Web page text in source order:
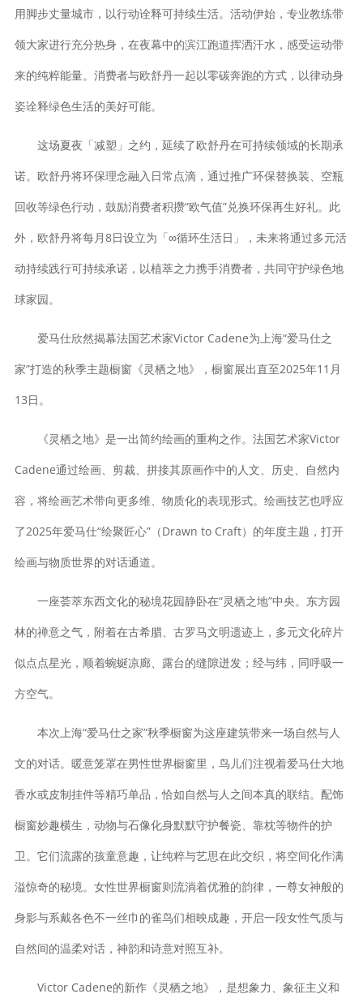
用脚步丈量城市，以行动诠释可持续生活。活动伊始，专业教练带
领大家进行充分热身，在夜幕中的滨江跑道挥洒汗水，感受运动带
来的纯粹能量。消费者与欧舒丹一起以零碳奔跑的方式，以律动身
姿诠释绿色生活的美好可能。
这场夏夜「减塑」之约，延续了欧舒丹在可持续领域的长期承
诺。欧舒丹将环保理念融入日常点滴，通过推广环保替换装、空瓶
回收等绿色行动，鼓励消费者积攒“欧气值”兑换环保再生好礼。此
外，欧舒丹将每月8日设立为「∞循环生活日」，未来将通过多元活
动持续践行可持续承诺，以植萃之力携手消费者，共同守护绿色地
球家园。
爱马仕欣然揭幕法国艺术家Victor Cadene为上海“爱马仕之
家”打造的秋季主题橱窗《灵栖之地》，橱窗展出直至2025年11月
13日。
《灵栖之地》是一出简约绘画的重构之作。法国艺术家Victor
Cadene通过绘画、剪裁、拼接其原画作中的人文、历史、自然内
容，将绘画艺术带向更多维、物质化的表现形式。绘画技艺也呼应
了2025年爱马仕“绘聚匠心”（Drawn to Craft）的年度主题，打开
绘画与物质世界的对话通道。
一座荟萃东西文化的秘境花园静卧在“灵栖之地”中央。东方园
林的禅意之气，附着在古希腊、古罗马文明遗迹上，多元文化碎片
似点点星光，顺着蜿蜒凉廊、露台的缝隙迸发；经与纬，同呼吸一
方空气。
本次上海“爱马仕之家”秋季橱窗为这座建筑带来一场自然与人
文的对话。暖意笼罩在男性世界橱窗里，鸟儿们注视着爱马仕大地
香水或皮制挂件等精巧单品，恰如自然与人之间本真的联结。配饰
橱窗妙趣横生，动物与石像化身默默守护餐瓷、靠枕等物件的护
卫。它们流露的孩童意趣，让纯粹与艺思在此交织，将空间化作满
溢惊奇的秘境。女性世界橱窗则流淌着优雅的韵律，一尊女神般的
身影与系戴各色不一丝巾的雀鸟们相映成趣，开启一段女性气质与
自然间的温柔对话，神韵和诗意对照互补。
Victor Cadene的新作《灵栖之地》，是想象力、象征主义和